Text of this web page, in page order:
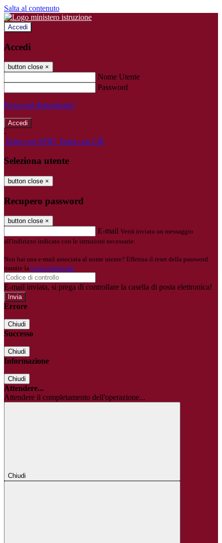
Salta al contenuto
Accedi
Accedi
button close ×
Nome Utente
Password
Password dimenticata?
-
Entra con SPID Entra con CIE
Seleziona utente
button close ×
Recupero password
button close ×
E-mail Verrà inviato un messaggio
all'indirizzo indicato con le istruzioni necessarie.
Non hai una e-mail associata al nome utente? Effettua il reset della password
tramite la Login Spaggiari
E-mail inviata, si prega di controllare la casella di posta elettronica!
Errore
Chiudi
Successo
Chiudi
Informazione
Chiudi
Attendere...
Attendere il completamento dell'operazione...
Chiudi